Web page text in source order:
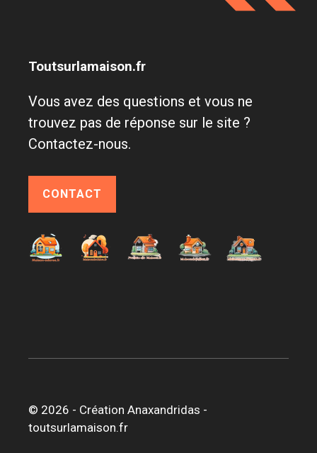
Toutsurlamaison.fr
Vous avez des questions et vous ne
trouvez pas de réponse sur le site ?
Contactez-nous.
CONTACT
© 2026 - Création Anaxandridas -
toutsurlamaison.fr